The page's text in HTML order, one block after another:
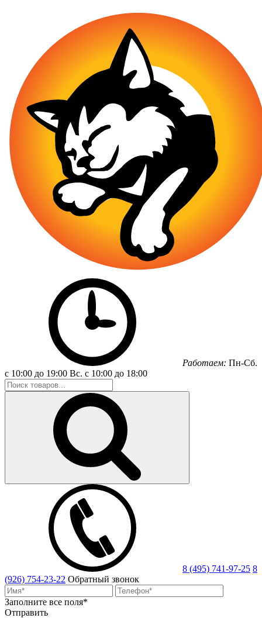
Работаем: Пн-Сб.
с 10:00 до 19:00 Вс. с 10:00 до 18:00
8 (495) 741-97-25 8
(926) 754-23-22 Обратный звонок
Заполните все поля*
Отправить